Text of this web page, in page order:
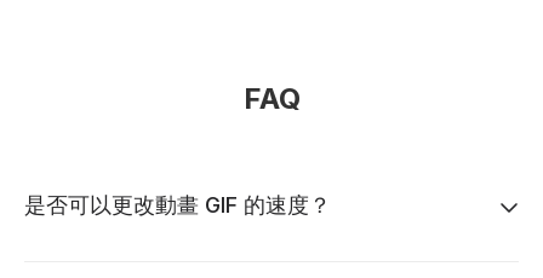
FAQ
是否可以更改動畫 GIF 的速度？